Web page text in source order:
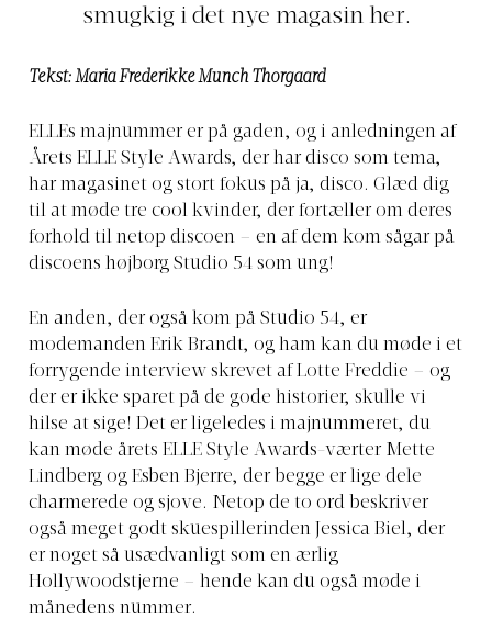
smugkig i det nye magasin her.
Tekst: Maria Frederikke Munch Thorgaard
ELLEs majnummer er på gaden, og i anledningen af
Årets ELLE Style Awards, der har disco som tema,
har magasinet og stort fokus på ja, disco. Glæd dig
til at møde tre cool kvinder, der fortæller om deres
forhold til netop discoen – en af dem kom sågar på
discoens højborg Studio 54 som ung!
En anden, der også kom på Studio 54, er
modemanden Erik Brandt, og ham kan du møde i et
forrygende interview skrevet af Lotte Freddie – og
der er ikke sparet på de gode historier, skulle vi
hilse at sige! Det er ligeledes i majnummeret, du
kan møde årets ELLE Style Awards-værter Mette
Lindberg og Esben Bjerre, der begge er lige dele
charmerede og sjove. Netop de to ord beskriver
også meget godt skuespillerinden Jessica Biel, der
er noget så usædvanligt som en ærlig
Hollywoodstjerne – hende kan du også møde i
månedens nummer.